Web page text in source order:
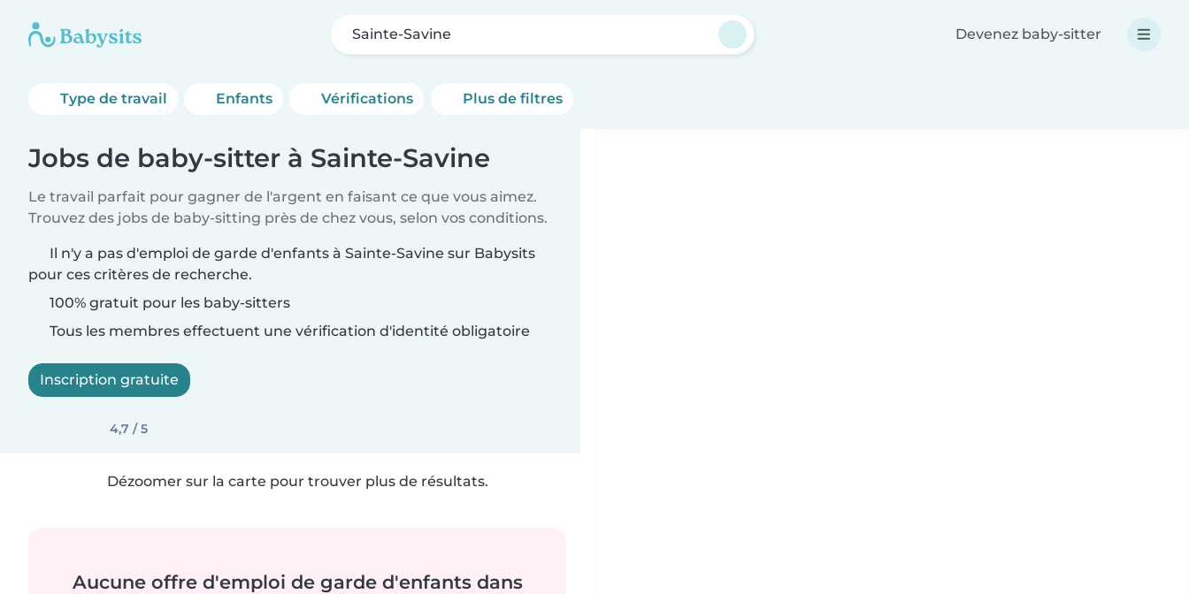
Sainte-Savine Devenez baby-sitter
Type de travail Enfants Vérifications Plus de filtres
Jobs de baby-sitter à Sainte-Savine
Le travail parfait pour gagner de l'argent en faisant ce que vous aimez.
Trouvez des jobs de baby-sitting près de chez vous, selon vos conditions.
Il n'y a pas d'emploi de garde d'enfants à Sainte-Savine sur Babysits
pour ces critères de recherche.
100% gratuit pour les baby-sitters
Tous les membres effectuent une vérification d'identité obligatoire
Inscription gratuite
4,7 / 5
Dézoomer sur la carte pour trouver plus de résultats.
Aucune offre d'emploi de garde d'enfants dans